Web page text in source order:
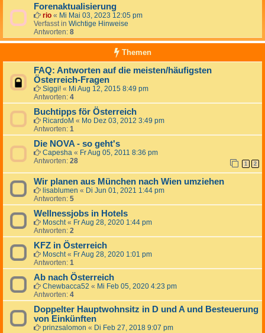
Forenaktualisierung
rio « Mi Mai 03, 2023 12:05 pm
Verfasst in Wichtige Hinweise
Antworten: 8
Themen
FAQ: Antworten auf die meisten/häufigsten
Österreich-Fragen
Siggi! « Mi Aug 12, 2015 8:49 pm
Antworten: 4
Buchtipps för Österreich
RicardoM « Mo Dez 03, 2012 3:49 pm
Antworten: 1
Die NOVA - so geht's
Capesha « Fr Aug 05, 2011 8:36 pm
Antworten: 28 1 2
Wir planen aus München nach Wien umziehen
lisablumen « Di Jun 01, 2021 1:44 pm
Antworten: 5
Wellnessjobs in Hotels
Moscht« Fr Aug 28, 2020 1:44 pm
Antworten: 2
KFZ in Österreich
Moscht« Fr Aug 28, 2020 1:01 pm
Antworten: 1
Ab nach Österreich
Chewbacca52 « Mi Feb 05, 2020 4:23 pm
Antworten: 4
Doppelter Hauptwohnsitz in D und A und Besteuerung
von Einkünften
prinzsalomon « Di Feb 27, 2018 9:07 pm